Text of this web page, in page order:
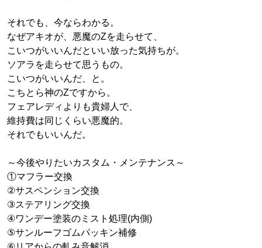
それでも、今ならわかる。
なぜアキオが、悪魔のZを走らせて、
こいつがいいんだといい放った気持ちが。
ソアラを走らせて思うもの。
こいつがいいんだ、と。
こちとら神のZですから。
フェアレディよりも貴婦人で、
維持費は同じくらい悪魔的。
それでもいいんだ。
～今後やりたいカスタム・メンテナンス～
①マフラー交換
②サスペンション交換
③ステアリング交換
④ワンデー塗装のミスト処理(内側)
⑤サンルーフゴムパッキン補修